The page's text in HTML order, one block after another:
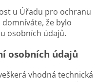
u Úřadu pro ochranu
že bylo
osobních údajů.
osobních údajů
vhodná technická